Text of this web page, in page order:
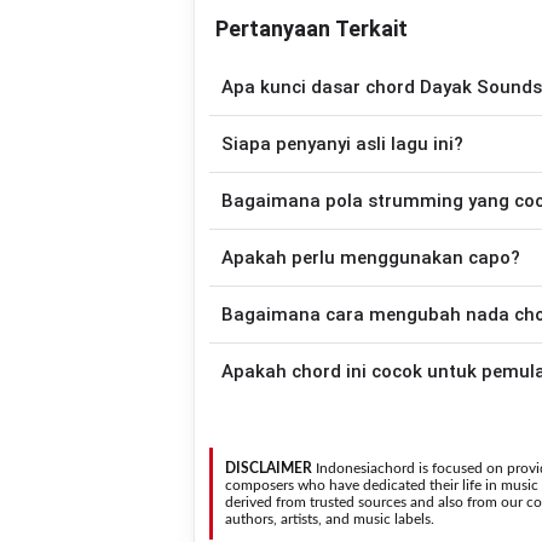
Pertanyaan Terkait
Apa kunci dasar chord Dayak
sehingga lebih mudah dimainkan oleh
Siapa penyanyi asli lagu ini?
chord gitar yang lebih mudah
Bagaimana pola strumming yang
Down - Down - Up - Up - Down - Up
Unang.
Apakah perlu menggunakan capo?
nada asli penyanyi, kamu dapat
kebutuhan.
Bagaimana cara mengubah nada
nada. Seluruh chord akan berubah secara otomatis tanpa mengubah lirik sehingga kamu dapat
Apakah chord ini cocok untuk
DISCLAIMER Indonesiachord is focused on
composers who have dedicated their life in
derived from trusted sources and also from our
authors, artists, and music labels.